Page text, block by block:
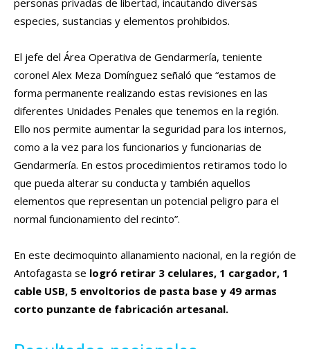
personas privadas de libertad, incautando diversas
especies, sustancias y elementos prohibidos.
El jefe del Área Operativa de Gendarmería, teniente
coronel Alex Meza Domínguez señaló que “estamos de
forma permanente realizando estas revisiones en las
diferentes Unidades Penales que tenemos en la región.
Ello nos permite aumentar la seguridad para los internos,
como a la vez para los funcionarios y funcionarias de
Gendarmería. En estos procedimientos retiramos todo lo
que pueda alterar su conducta y también aquellos
elementos que representan un potencial peligro para el
normal funcionamiento del recinto”.
En este decimoquinto allanamiento nacional, en la región de
Antofagasta se logró retirar 3 celulares, 1 cargador, 1
cable USB, 5 envoltorios de pasta base y 49 armas
corto punzante de fabricación artesanal.